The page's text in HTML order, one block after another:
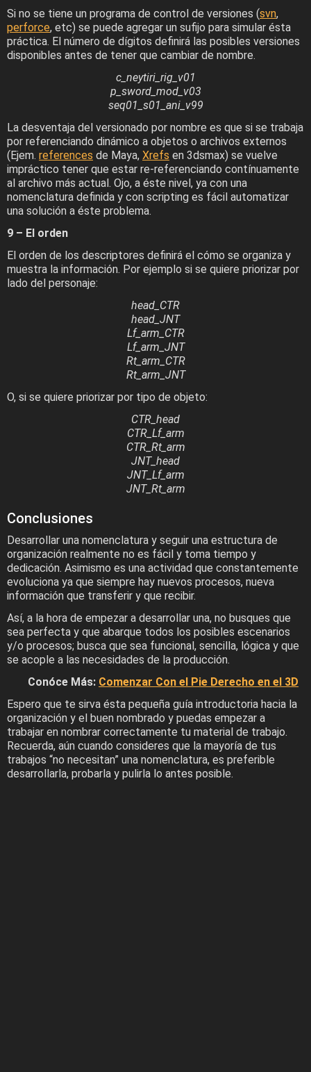
Si no se tiene un programa de control de versiones (svn,
perforce, etc) se puede agregar un sufijo para simular ésta
práctica. El número de dígitos definirá las posibles versiones
disponibles antes de tener que cambiar de nombre.
c_neytiri_rig_v01
p_sword_mod_v03
seq01_s01_ani_v99
La desventaja del versionado por nombre es que si se trabaja
por referenciando dinámico a objetos o archivos externos
(Ejem. references de Maya, Xrefs en 3dsmax) se vuelve
impráctico tener que estar re-referenciando contínuamente
al archivo más actual. Ojo, a éste nivel, ya con una
nomenclatura definida y con scripting es fácil automatizar
una solución a éste problema.
9 – El orden
El orden de los descriptores definirá el cómo se organiza y
muestra la información. Por ejemplo si se quiere priorizar por
lado del personaje:
head_CTR
head_JNT
Lf_arm_CTR
Lf_arm_JNT
Rt_arm_CTR
Rt_arm_JNT
O, si se quiere priorizar por tipo de objeto:
CTR_head
CTR_Lf_arm
CTR_Rt_arm
JNT_head
JNT_Lf_arm
JNT_Rt_arm
Conclusiones
Desarrollar una nomenclatura y seguir una estructura de
organización realmente no es fácil y toma tiempo y
dedicación. Asimismo es una actividad que constantemente
evoluciona ya que siempre hay nuevos procesos, nueva
información que transferir y que recibir.
Así, a la hora de empezar a desarrollar una, no busques que
sea perfecta y que abarque todos los posibles escenarios
y/o procesos; busca que sea funcional, sencilla, lógica y que
se acople a las necesidades de la producción.
Conóce Más: Comenzar Con el Pie Derecho en el 3D
Espero que te sirva ésta pequeña guía introductoria hacia la
organización y el buen nombrado y puedas empezar a
trabajar en nombrar correctamente tu material de trabajo.
Recuerda, aún cuando consideres que la mayoría de tus
trabajos “no necesitan” una nomenclatura, es preferible
desarrollarla, probarla y pulirla lo antes posible.